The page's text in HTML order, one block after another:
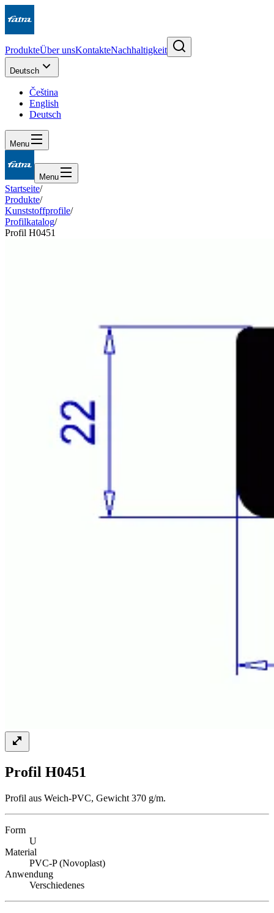
ProdukteÜber unsKontakteNachhaltigkeit
Deutsch
Čeština
English
Deutsch
Menu
Menu
Startseite/
Produkte/
Kunststoffprofile/
Profilkatalog/
Profil H0451
Profil H0451
Profil aus Weich-PVC, Gewicht 370 g/m.
Form
U
Material
PVC-P (Novoplast)
Anwendung
Verschiedenes